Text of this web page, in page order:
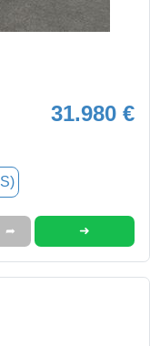
31.980 €
➦ ➜